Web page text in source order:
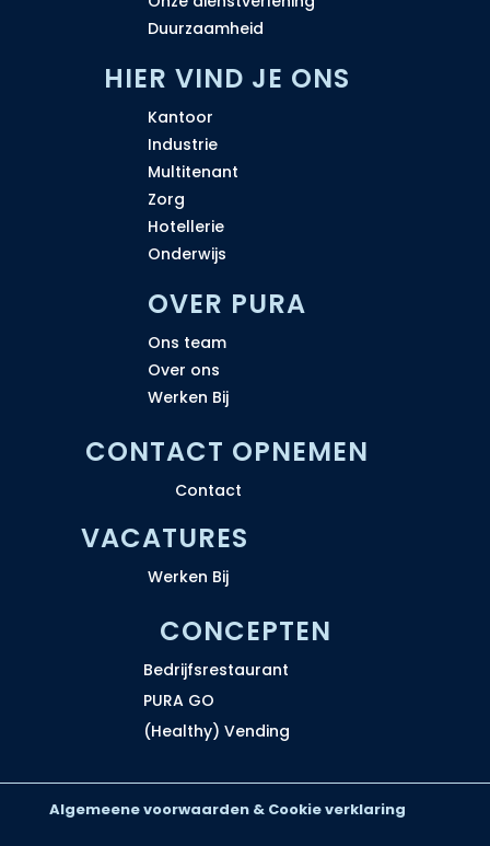
Duurzaamheid
HIER VIND JE ONS
Kantoor
Industrie
Multitenant
Zorg
Hotellerie
Onderwijs
OVER PURA
Ons team
Over ons
Werken Bij
CONTACT OPNEMEN
Contact
VACATURES
Werken Bij
CONCEPTEN
Bedrijfsrestaurant
PURA GO
(Healthy) Vending
Algemeene voorwaarden & Cookie verklaring